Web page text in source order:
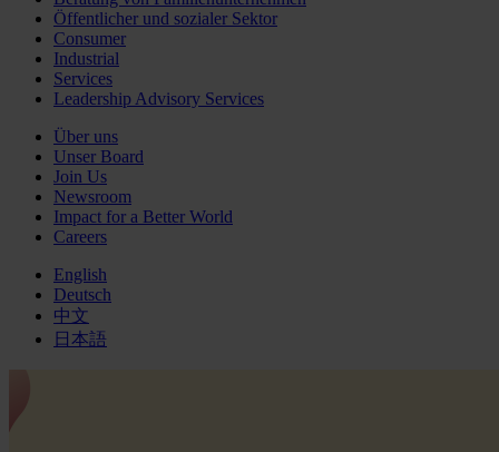
Öffentlicher und sozialer Sektor
Consumer
Industrial
Services
Leadership Advisory Services
Über uns
Unser Board
Join Us
Newsroom
Impact for a Better World
Careers
English
Deutsch
中文
日本語